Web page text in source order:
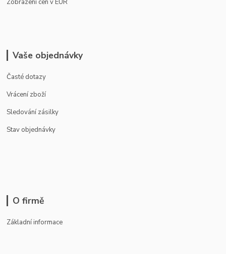
Zobrazení cen v EUR
Vaše objednávky
Časté dotazy
Vrácení zboží
Sledování zásilky
Stav objednávky
O firmě
Základní informace